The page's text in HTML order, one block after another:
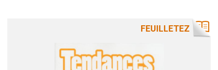
FEUILLETEZ